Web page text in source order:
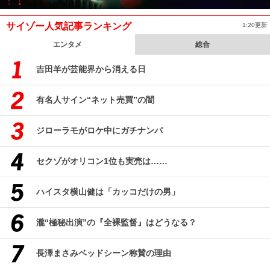
サイゾー人気記事ランキング 1:20更新
エンタメ 総合
吉田羊が芸能界から消える日
有名人サイン“ネット売買”の闇
ジローラモがロケ中にガチナンパ
セクゾがオリコン1位も実売は……
ハイスタ横山健は「カッコだけの男」
瀧“極秘出演”の『全裸監督』はどうなる？
長澤まさみベッドシーン称賛の理由